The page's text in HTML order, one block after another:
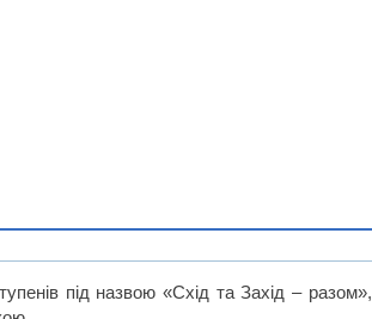
під назвою «Схід та Захід – разом»,